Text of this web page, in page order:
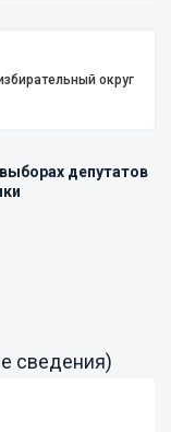
округ
депутатов
сведения)